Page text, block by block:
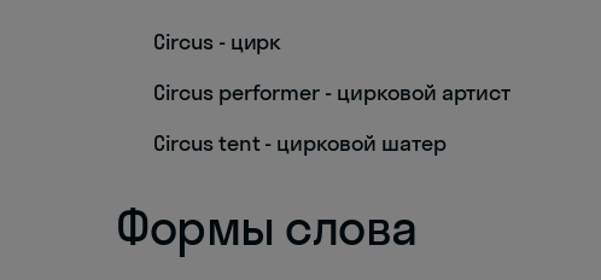
Circus - цирк
Circus performer - цирковой артист
Circus tent - цирковой шатер
Формы слова